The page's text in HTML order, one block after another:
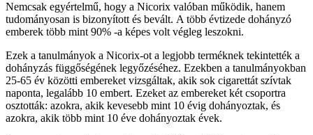
Nemcsak egyértelmű, hogy a Nicorix valóban működik, hanem
tudományosan is bizonyított és bevált. A több évtizede dohányzó
emberek több mint 90% -a képes volt végleg leszokni.
Ezek a tanulmányok a Nicorix-ot a legjobb terméknek tekintették a
dohányzás függőségének legyőzéséhez. Ezekben a tanulmányokban
25-65 év közötti embereket vizsgáltak, akik sok cigarettát szívtak
naponta, legalább 10 embert. Ezeket az embereket két csoportra
osztották: azokra, akik kevesebb mint 10 évig dohányoztak, és
azokra, akik több mint 10 éve dohányoztak évek.